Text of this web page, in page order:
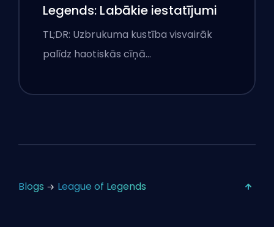
Legends: Labākie iestatījumi
TL;DR: Uzbrukuma kustība visvairāk
palīdz haotiskās cīņā…
Blogs League of Legends